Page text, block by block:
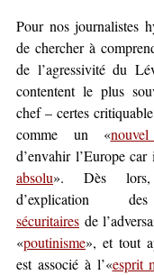
Pour nos journalistes
de chercher à
de l’agressivité du
contentent le plus
chef – certes
comme un «
d’envahir l’Europe
absolu». Dès lors,
d’explication
sécuritaires de
«poutinisme», et tout
est associé à l’«esprit